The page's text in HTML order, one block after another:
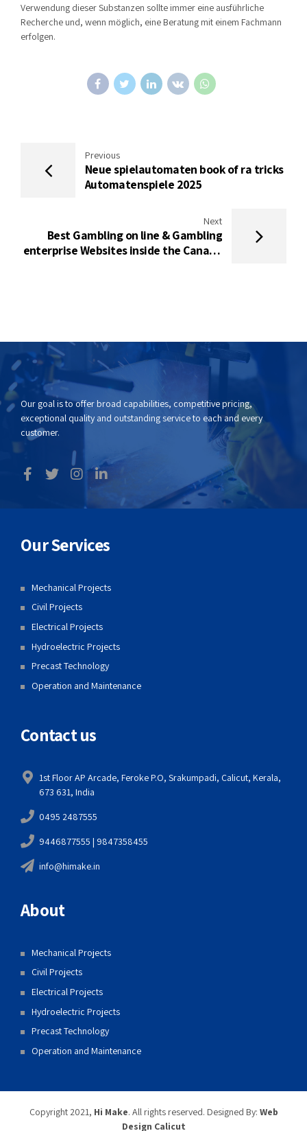
Verwendung dieser Substanzen sollte immer eine ausführliche
Recherche und, wenn möglich, eine Beratung mit einem Fachmann
erfolgen.
Previous
Neue spielautomaten book of ra tricks
Automatenspiele 2025
Next
Best Gambling on line & Gambling
enterprise Websites inside the Canada
Our goal is to offer broad capabilities, competitive pricing,
exceptional quality and outstanding service to each and every
customer.
Our Services
Mechanical Projects
Civil Projects
Electrical Projects
Hydroelectric Projects
Precast Technology
Operation and Maintenance
Contact us
1st Floor AP Arcade, Feroke P.O, Srakumpadi, Calicut, Kerala,
673 631, India
0495 2487555
9446877555 | 9847358455
info@himake.in
About
Mechanical Projects
Civil Projects
Electrical Projects
Hydroelectric Projects
Precast Technology
Operation and Maintenance
Copyright 2021, Hi Make. All rights reserved. Designed By: Web
Design Calicut